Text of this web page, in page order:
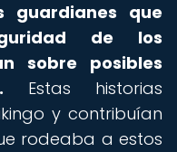
guardianes que
de los
sobre posibles
Estas historias
y contribuían
rodeaba a estos